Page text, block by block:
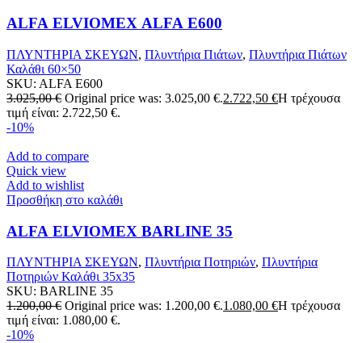
ALFA ELVIOMEX ALFA E600
ΠΛΥΝΤΗΡΙΑ ΣΚΕΥΩΝ, Πλυντήρια Πιάτων, Πλυντήρια Πιάτων
Καλάθι 60×50
SKU: ALFA E600
3.025,00€ Original price was: 3.025,00 €.2.722,50 €Η τρέχουσα
τιμή είναι: 2.722,50 €.
-10%
Add to compare
Quick view
Add to wishlist
Προσθήκη στο καλάθι
ALFA ELVIOMEX BARLINE 35
ΠΛΥΝΤΗΡΙΑ ΣΚΕΥΩΝ, Πλυντήρια Ποτηριών, Πλυντήρια
Ποτηριών Καλάθι 35x35
SKU: BARLINE 35
1.200,00€ Original price was: 1.200,00 €.1.080,00 €Η τρέχουσα
τιμή είναι: 1.080,00 €.
-10%